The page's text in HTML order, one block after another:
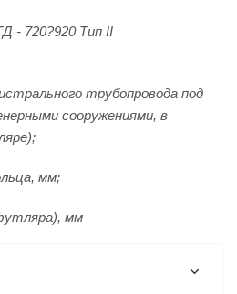
- 720?920 Тип II
трубопровода под
сооружениями, в
мм;
мм